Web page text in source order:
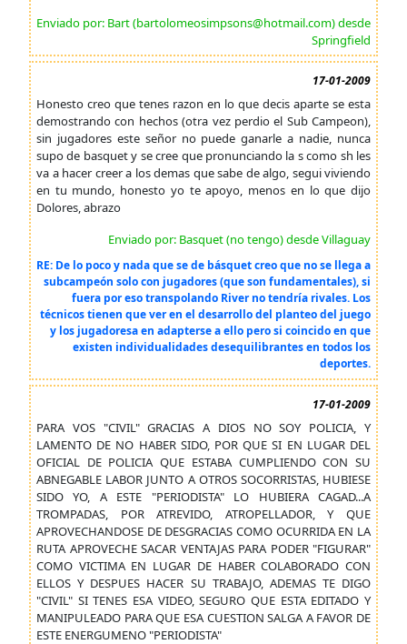
Enviado por: Bart (bartolomeosimpsons@hotmail.com) desde
Springfield
17-01-2009
Honesto creo que tenes razon en lo que decis aparte se esta
demostrando con hechos (otra vez perdio el Sub Campeon),
sin jugadores este señor no puede ganarle a nadie, nunca
supo de basquet y se cree que pronunciando la s como sh les
va a hacer creer a los demas que sabe de algo, segui viviendo
en tu mundo, honesto yo te apoyo, menos en lo que dijo
Dolores, abrazo
Enviado por: Basquet (no tengo) desde Villaguay
RE: De lo poco y nada que se de básquet creo que no se llega a
subcampeón solo con jugadores (que son fundamentales), si
fuera por eso transpolando River no tendría rivales. Los
técnicos tienen que ver en el desarrollo del planteo del juego
y los jugadoresa en adapterse a ello pero si coincido en que
existen individualidades desequilibrantes en todos los
deportes.
17-01-2009
PARA VOS "CIVIL" GRACIAS A DIOS NO SOY POLICIA, Y
LAMENTO DE NO HABER SIDO, POR QUE SI EN LUGAR DEL
OFICIAL DE POLICIA QUE ESTABA CUMPLIENDO CON SU
ABNEGABLE LABOR JUNTO A OTROS SOCORRISTAS, HUBIESE
SIDO YO, A ESTE "PERIODISTA" LO HUBIERA CAGAD...A
TROMPADAS, POR ATREVIDO, ATROPELLADOR, Y QUE
APROVECHANDOSE DE DESGRACIAS COMO OCURRIDA EN LA
RUTA APROVECHE SACAR VENTAJAS PARA PODER "FIGURAR"
COMO VICTIMA EN LUGAR DE HABER COLABORADO CON
ELLOS Y DESPUES HACER SU TRABAJO, ADEMAS TE DIGO
"CIVIL" SI TENES ESA VIDEO, SEGURO QUE ESTA EDITADO Y
MANIPULEADO PARA QUE ESA CUESTION SALGA A FAVOR DE
ESTE ENERGUMENO "PERIODISTA"